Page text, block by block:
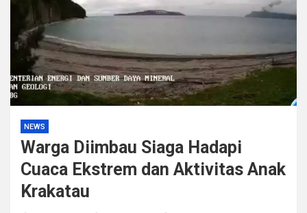
Kurir Ganja Ditangkap, Puluhan Paket Digagalkan Polisi
di Pasaman Barat
NEWS
Warga Diimbau Siaga Hadapi
Cuaca Ekstrem dan Aktivitas Anak
Krakatau